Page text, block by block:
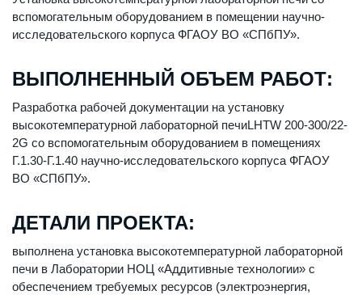
вспомогательным оборудованием в помещении научно-
исследовательского корпуса ФГАОУ ВО «СПбПУ».
ВЫПОЛНЕННЫЙ ОБЪЕМ РАБОТ:
Разработка рабочей документации на установку
высокотемпературной лабораторной печиLHTW 200-300/22-
2G со вспомогательным оборудованием в помещениях
Г.1.30-Г.1.40 научно-исследовательского корпуса ФГАОУ
ВО «СПбПУ».
ДЕТАЛИ ПРОЕКТА:
выполнена установка высокотемпературной лабораторной
печи в Лаборатории НОЦ «Аддитивные технологии» с
обеспечением требуемых ресурсов (электроэнергия,